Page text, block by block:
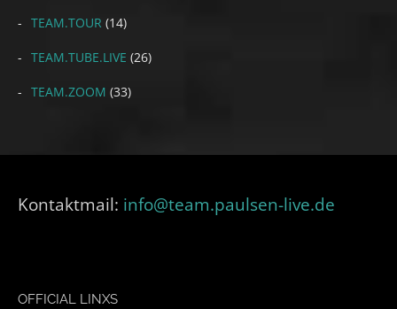
TEAM.TOUR (14)
TEAM.TUBE.LIVE (26)
TEAM.ZOOM (33)
Kontaktmail: info@team.paulsen-live.de
OFFICIAL LINXS